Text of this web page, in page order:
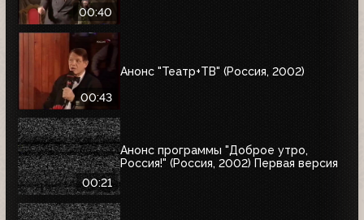
00:40
00:43
Анонс "Театр+ТВ" (Россия, 2002)
00:21
Анонс программы "Доброе утро,
Россия!" (Россия, 2002) Первая версия